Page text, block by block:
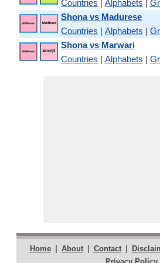
Countries Alphabets
Shona vs Madurese
Countries | Alphabets |
Shona vs Marwari
Countries | Alphabets |
Home | About | Contact |